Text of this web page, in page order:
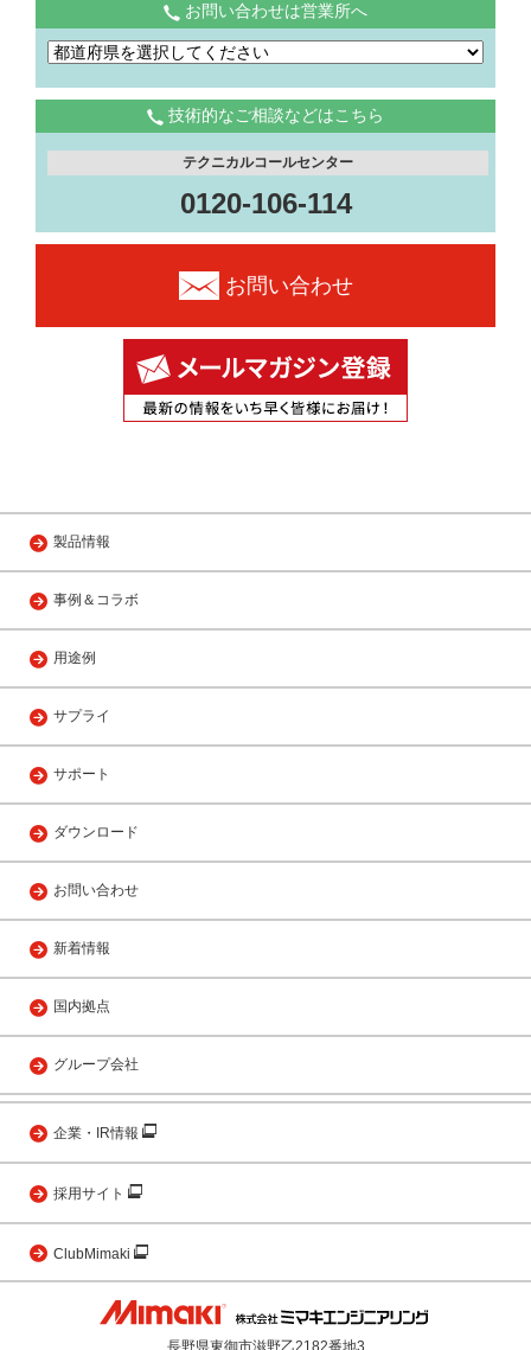
お問い合わせは営業所へ
技術的なご相談などはこちら
テクニカルコールセンター
0120-106-114
お問い合わせ
製品情報
事例＆コラボ
用途例
サプライ
サポート
ダウンロード
お問い合わせ
新着情報
国内拠点
グループ会社
企業・IR情報
採用サイト
ClubMimaki
長野県東御市滋野乙2182番地3